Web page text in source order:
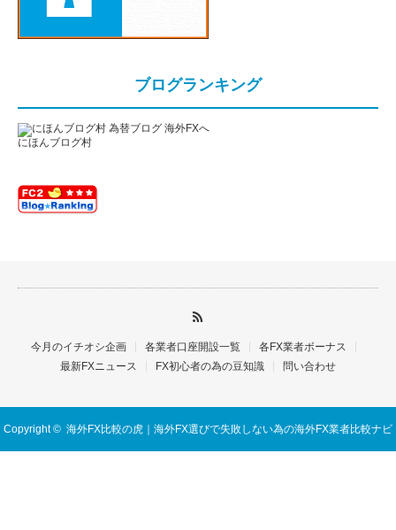
ブログランキング
にほんブログ村
今月のイチオシ企画 各業者口座開設一覧
各FX業者ボーナス
最新FXニュース
FX初心者の為の豆知識 問い合わせ
Copyright © 海外FX比較の虎｜海外FX選びで失敗しない為の海外FX業者比較ナビ